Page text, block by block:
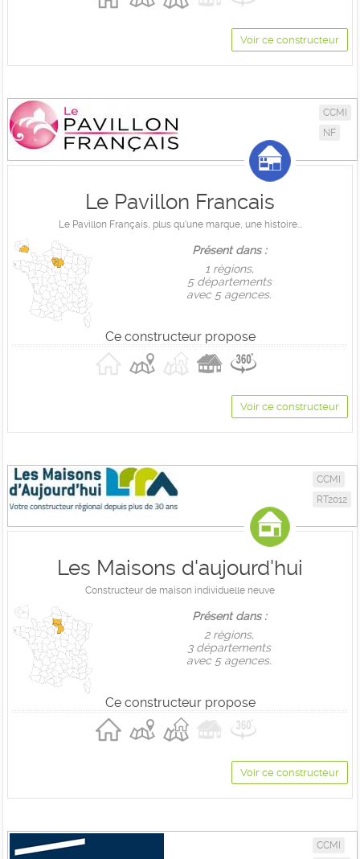
Voir ce constructeur
CCMI
NF
Le Pavillon Francais
Le Pavillon Français, plus qu'une marque, une histoire...
Présent dans :
1 règions,
5 départements
avec 5 agences.
Ce constructeur propose
Voir ce constructeur
CCMI
RT2012
Les Maisons d'aujourd'hui
Constructeur de maison individuelle neuve
Présent dans :
2 règions,
3 départements
avec 5 agences.
Ce constructeur propose
Voir ce constructeur
CCMI